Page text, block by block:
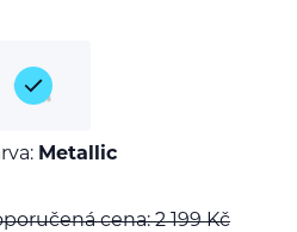
Metallic
cena: 2 199Kč